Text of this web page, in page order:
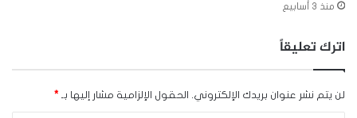
منذ 3 أسابيع
اترك تعليقاً
لن يتم نشر عنوان بريدك الإلكتروني. الحقول الإلزامية مشار إليها بـ *